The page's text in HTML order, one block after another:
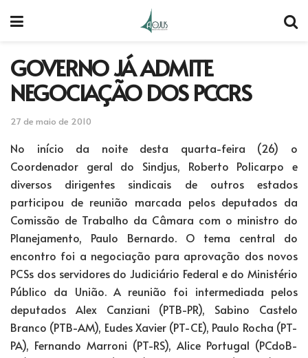
GOVERNO JÁ ADMITE
NEGOCIAÇÃO DOS PCCRS
27 de maio de 2010
No início da noite desta quarta-feira (26) o
Coordenador geral do Sindjus, Roberto Policarpo e
diversos dirigentes sindicais de outros estados
participou de reunião marcada pelos deputados da
Comissão de Trabalho da Câmara com o ministro do
Planejamento, Paulo Bernardo. O tema central do
encontro foi a negociação para aprovação dos novos
PCSs dos servidores do Judiciário Federal e do Ministério
Público da União. A reunião foi intermediada pelos
deputados Alex Canziani (PTB-PR), Sabino Castelo
Branco (PTB-AM), Eudes Xavier (PT-CE), Paulo Rocha (PT-
PA), Fernando Marroni (PT-RS), Alice Portugal (PCdoB-